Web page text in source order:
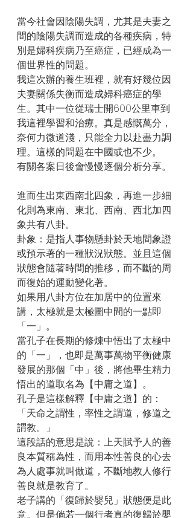
當今社會因陰陽失調，尤其是夫妻之
間的陰陽失調而造成的各種疾病，特
別是婦科疾病乃至癌症，已經成為一
個世界性的問題。
我這次辦的養生班裡，就有好幾位因
夫妻關係失衡而造成婦科癌症的學
生。其中一位從瑞士開600公里車到
我這裡學習和治療。真是感慨萬分，
奈何力微道淺，只能全力以赴盡力調
理。這樣的問題在中國或也不少。
有關各案日後會慢慢逐個分析分享。
進而生出東西南北四象，再進一步細
化則為東南、東北、西南、西北加四
象共有八卦。
卦象：是指人事物懸卦於天地間象證
或預示著的一種狀況狀態。並且這個
狀態會隨著時間的推移，而不斷的周
而復始的運動變化著。
如果用八卦方位在加居中的位置來
講，太極就是太極圖中間的一點即
「一」。
當孔子在長期的修煉中悟出了太極中
的「一」，也即是萬事萬物平衡健康
發展的那個「中」後，將他畢生精力
悟出的道取名為【中庸之道】。
孔子是這樣解釋【中庸之道】的：
「天命之謂性，率性之謂道，修道之
謂教。」
這段話的意思是說：上天賦予人的善
良本質稱為性，而用本性善良的心去
為人處事就叫做道，不斷地教人修行
善良就是教育了。
老子講的「復歸於嬰兒」狀態便是此
意。但是倘若一個行者真的復歸於嬰